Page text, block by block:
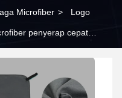
Microfiber > Logo
penyerap cepat